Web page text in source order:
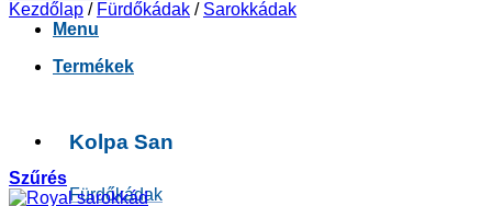
Menu
Termékek
Kolpa San
Fürdőkádak
Kezdőlap / Fürdőkádak / Sarokkádak
Szűrés